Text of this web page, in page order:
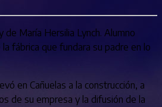
María Hersilia Lynch. Alumno
fábrica que fundara su padre en lo
en Cañuelas a la construcción, a
de su empresa y la difusión de la